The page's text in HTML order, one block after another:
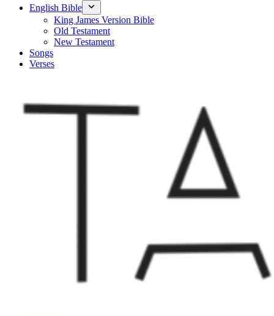
English Bible
King James Version Bible
Old Testament
New Testament
Songs
Verses